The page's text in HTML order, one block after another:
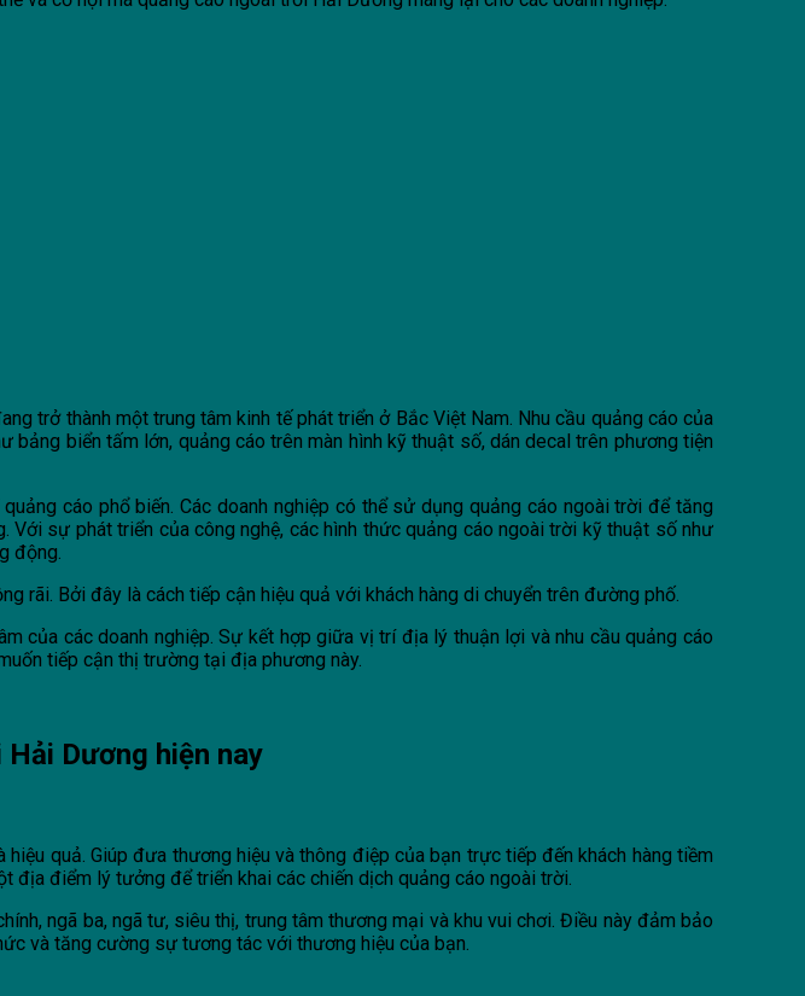
trở thành một trung tâm kinh tế phát triển ở Bắc Việt Nam. Nhu cầu quảng cáo của
biển tấm lớn, quảng cáo trên màn hình kỹ thuật số, dán decal trên phương tiện
cáo phổ biến. Các doanh nghiệp có thể sử dụng quảng cáo ngoài trời để tăng
sự phát triển của công nghệ, các hình thức quảng cáo ngoài trời kỹ thuật số như
động.
Bởi đây là cách tiếp cận hiệu quả với khách hàng di chuyển trên đường phố.
của các doanh nghiệp. Sự kết hợp giữa vị trí địa lý thuận lợi và nhu cầu quảng cáo
tiếp cận thị trường tại địa phương này.
Dương hiện nay
quả. Giúp đưa thương hiệu và thông điệp của bạn trực tiếp đến khách hàng tiềm
địa điểm lý tưởng để triển khai các chiến dịch quảng cáo ngoài trời.
ngã ba, ngã tư, siêu thị, trung tâm thương mại và khu vui chơi. Điều này đảm bảo
và tăng cường sự tương tác với thương hiệu của bạn.